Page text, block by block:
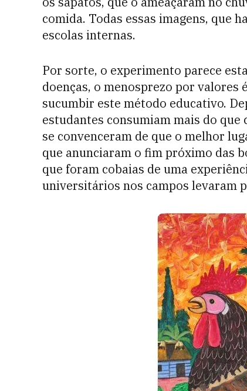
comida. Todas essas imagens, que
escolas internas.
Por sorte, o experimento parece
doenças, o menosprezo por
sucumbir este método educativo.
estudantes consumiam mais do
se convenceram de que o melhor
que anunciaram o fim próximo das
que foram cobaias de uma
universitários nos campos levaram